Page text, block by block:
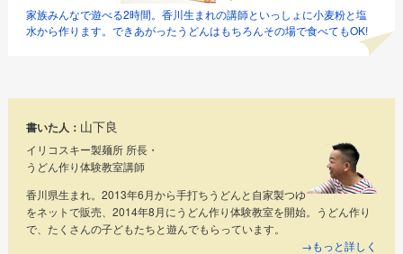
家族みんなで遊べる2時間。香川生まれの講師といっしょに小麦粉と塩
水から作ります。できあがったうどんはもちろんその場で食べてもOK!
書いた人： 山下良
イリコスキー製麺所 所長・
うどん作り体験教室講師
香川県生まれ。2013年6月から手打ちうどんと自家製つゆ
をネットで販売、2014年8月にうどん作り体験教室を開始。うどん作り
で、たくさんの子どもたちと遊んでもらっています。
→もっと詳しく